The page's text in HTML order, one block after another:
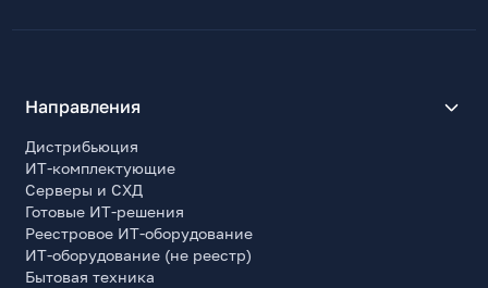
Направления
Дистрибьюция
ИТ-комплектующие
Серверы и СХД
Готовые ИТ-решения
Реестровое ИТ-оборудование
ИТ-оборудование (не реестр)
Бытовая техника